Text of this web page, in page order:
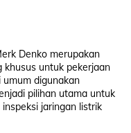
Denko merupakan
untuk pekerjaan
digunakan
pilihan utama untuk
jaringan listrik